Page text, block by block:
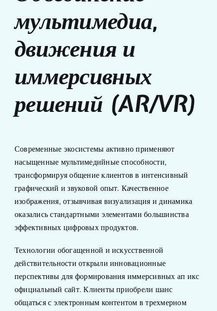
мультимедиа,
движения и
иммерсивных
решений (AR/VR)
Современные экосистемы активно применяют
насыщенные мультимедийные способности,
трансформируя общение клиентов в интенсивный
графический и звуковой опыт. Качественное
изображения, отзывчивая визуализация и динамика
оказались стандартными элементами большинства
эффективных цифровых продуктов.
Технологии обогащенной и искусственной
действительности открыли инновационные
перспективы для формирования иммерсивных ап икс
официальный сайт. Клиенты приобрели шанс
общаться с электронным контентом в трехмерном